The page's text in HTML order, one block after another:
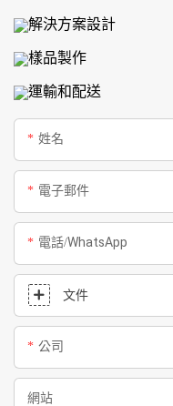
解決方案設計
樣品製作
運輸和配送
姓名
電子郵件
電話/WhatsApp
文件
公司
網站